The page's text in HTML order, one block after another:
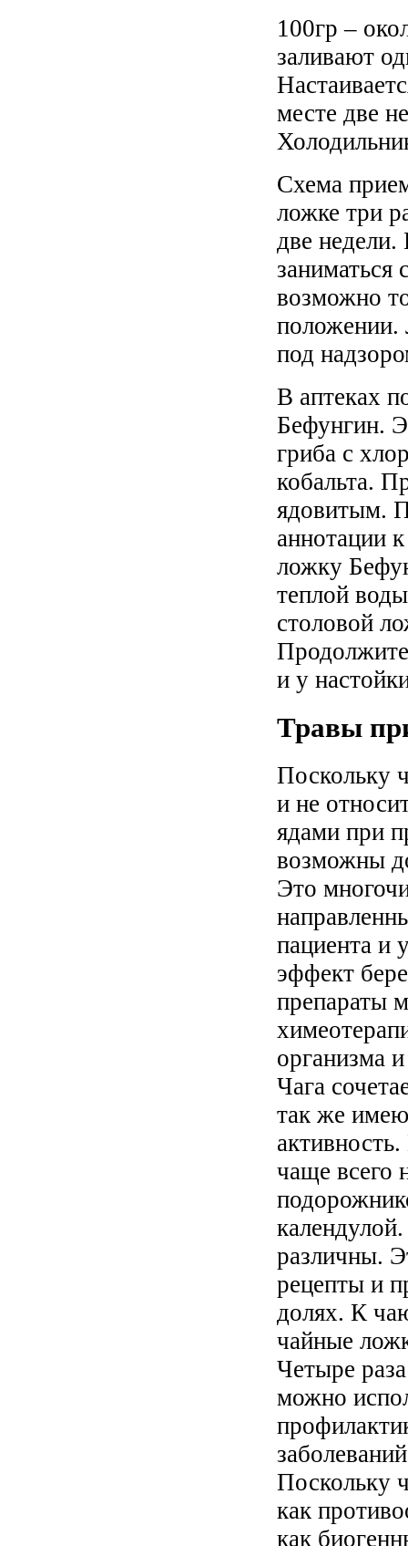
100гр –
заливают
месте две
Схема
ложке три
две недели.
заниматься
возможно
положении.
под
В аптеках
Бефунгин.
гриба с
кобальта.
ядовитым.
аннотации
ложку
теплой
столовой
и у
Травы
Поскольку
и не
ядами при
возможны
Это
пациента и
эффект
препараты
организма
Чага
так же
чаще всего
различны.
рецепты и
долях. К
чайные
Четыре
можно
Поскольку
как
как